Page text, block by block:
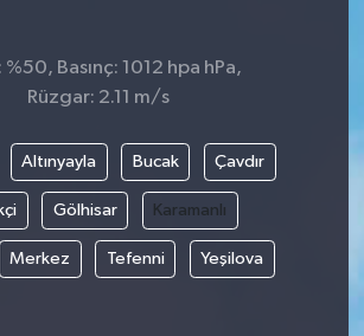
%50, Basınç: 1012 hpa hPa,
Rüzgar: 2.11 m/s
Altınyayla Bucak Çavdır
Gölhisar Karamanlı
Merkez Tefenni Yeşilova